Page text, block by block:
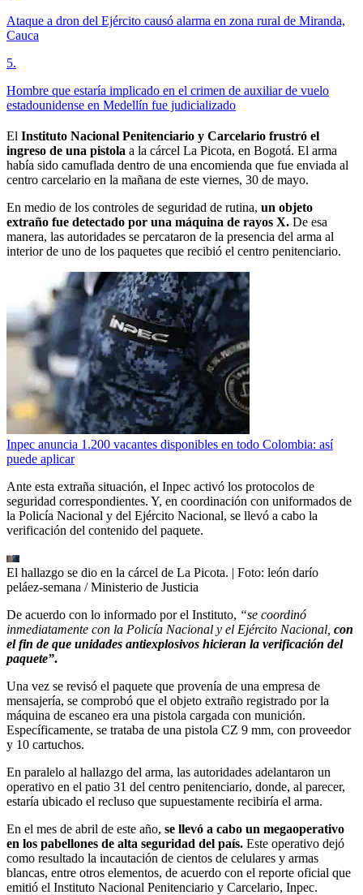
Ataque a dron del Ejército causó alarma en zona rural de Miranda,
Cauca
5.
Hombre que estaría implicado en el crimen de auxiliar de vuelo
estadounidense en Medellín fue judicializado
El Instituto Nacional Penitenciario y Carcelario frustró el
ingreso de una pistola a la cárcel La Picota, en Bogotá. El arma
había sido camuflada dentro de una encomienda que fue enviada al
centro carcelario en la mañana de este viernes, 30 de mayo.
En medio de los controles de seguridad de rutina, un objeto
extraño fue detectado por una máquina de rayos X. De esa
manera, las autoridades se percataron de la presencia del arma al
interior de uno de los paquetes que recibió el centro penitenciario.
Inpec anuncia 1.200 vacantes disponibles en todo Colombia: así
puede aplicar
Ante esta extraña situación, el Inpec activó los protocolos de
seguridad correspondientes. Y, en coordinación con uniformados de
la Policía Nacional y del Ejército Nacional, se llevó a cabo la
verificación del contenido del paquete.
El hallazgo se dio en la cárcel de La Picota. | Foto: león darío
peláez-semana / Ministerio de Justicia
De acuerdo con lo informado por el Instituto, “se coordinó
inmediatamente con la Policía Nacional y el Ejército Nacional, con
el fin de que unidades antiexplosivos hicieran la verificación del
paquete”.
Una vez se revisó el paquete que provenía de una empresa de
mensajería, se comprobó que el objeto extraño registrado por la
máquina de escaneo era una pistola cargada con munición.
Específicamente, se trataba de una pistola CZ 9 mm, con proveedor
y 10 cartuchos.
En paralelo al hallazgo del arma, las autoridades adelantaron un
operativo en el patio 31 del centro penitenciario, donde, al parecer,
estaría ubicado el recluso que supuestamente recibiría el arma.
En el mes de abril de este año, se llevó a cabo un megaoperativo
en los pabellones de alta seguridad del país. Este operativo dejó
como resultado la incautación de cientos de celulares y armas
blancas, entre otros elementos, de acuerdo con el reporte oficial que
emitió el Instituto Nacional Penitenciario y Carcelario, Inpec.